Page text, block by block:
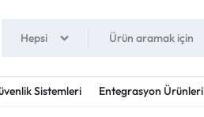
Hepsi
Sistemleri Entegrasyon Ürünleri